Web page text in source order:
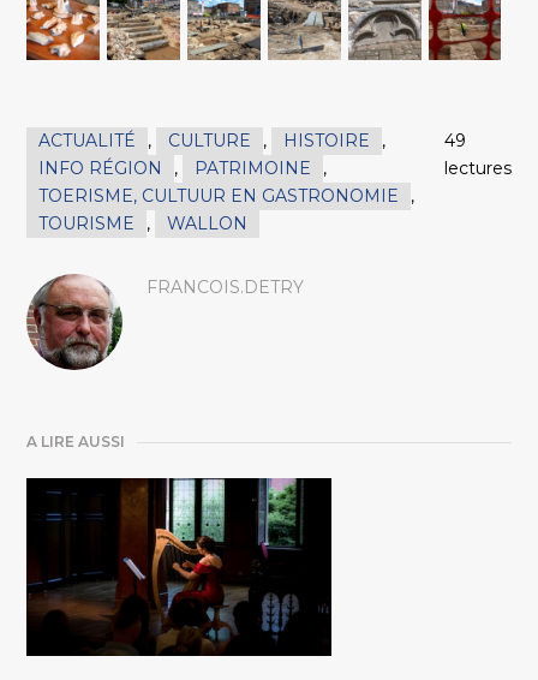
ACTUALITÉ , CULTURE , HISTOIRE
,
INFO RÉGION
, PATRIMOINE
,
TOERISME, CULTUUR EN GASTRONOMIE
,
TOURISME
, WALLON
49
lectures
FRANCOIS.DETRY
A LIRE AUSSI